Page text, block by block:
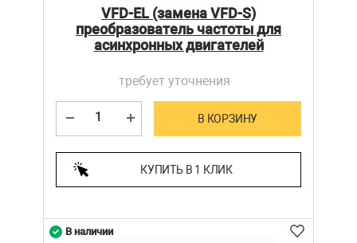
VFD-EL (замена VFD-S)
преобразователь частоты для
асинхронных двигателей
требует уточнения
В КОРЗИНУ
КУПИТЬ В 1 КЛИК
В наличии